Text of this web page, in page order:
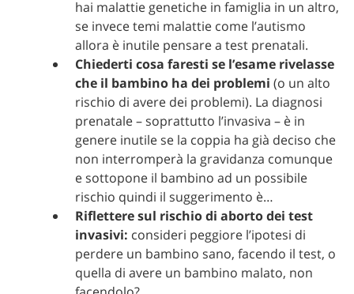
hai malattie genetiche in famiglia in un altro,
se invece temi malattie come l’autismo
allora è inutile pensare a test prenatali.
Chiederti cosa faresti se l’esame rivelasse
che il bambino ha dei problemi (o un alto
rischio di avere dei problemi). La diagnosi
prenatale – soprattutto l’invasiva – è in
genere inutile se la coppia ha già deciso che
non interromperà la gravidanza comunque
e sottopone il bambino ad un possibile
rischio quindi il suggerimento è…
Riflettere sul rischio di aborto dei test
invasivi: consideri peggiore l’ipotesi di
perdere un bambino sano, facendo il test, o
quella di avere un bambino malato, non